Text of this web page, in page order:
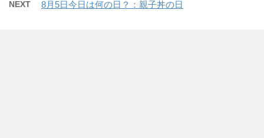
NEXT 8月5日今日は何の日？：親子丼の日